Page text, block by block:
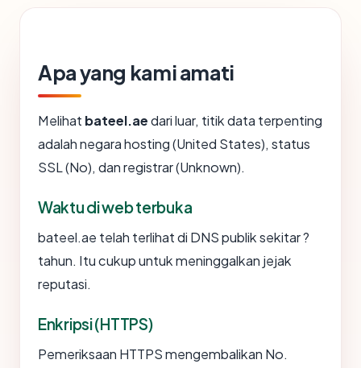
Apa yang kami amati
Melihat bateel.aedari luar, titik data terpenting
adalah negara hosting (United States), status
SSL (No), dan registrar (Unknown).
Waktu di web terbuka
bateel.ae telah terlihat di DNS publik sekitar ?
tahun. Itu cukup untuk meninggalkan jejak
reputasi.
Enkripsi (HTTPS)
Pemeriksaan HTTPS mengembalikan No.